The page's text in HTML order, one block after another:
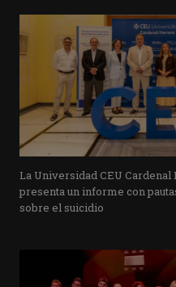
La Universidad CEU
presenta un informe con
sobre el suicidio